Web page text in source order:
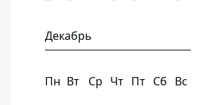
Декабрь
Пн Вт Ср Чт Пт Сб Вс